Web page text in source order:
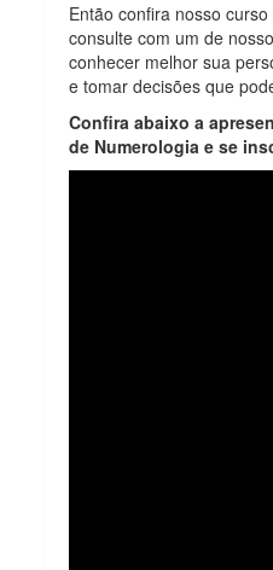
Então confira nosso
consulte com um de
conhecer melhor sua
e tomar decisões que
Confira abaixo a
de Numerologia e se